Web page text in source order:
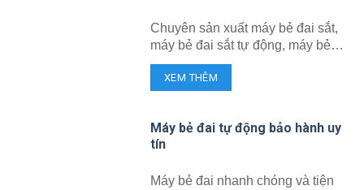
Chuyên sản xuất máy bẻ đai sắt,
máy bẻ đai sắt tự động, máy bẻ
đai sắt xây dựng, máy bẻ tay dê
sắt, máy uốn thép hình, máy bẻ
XEM THÊM
Máy bẻ đai tự động bảo hành uy
tín
Máy bẻ đai nhanh chóng và tiện